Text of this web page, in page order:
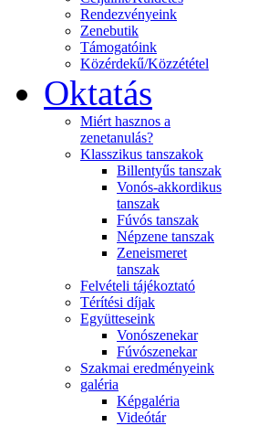
Rendezvényeink
Zenebutik
Támogatóink
Közérdekű/Közzététel
Oktatás
Miért hasznos a
zenetanulás?
Klasszikus tanszakok
Billentyűs tanszak
Vonós-akkordikus
tanszak
Fúvós tanszak
Népzene tanszak
Zeneismeret
tanszak
Felvételi tájékoztató
Térítési díjak
Együtteseink
Vonószenekar
Fúvószenekar
Szakmai eredményeink
galéria
Képgaléria
Videótár